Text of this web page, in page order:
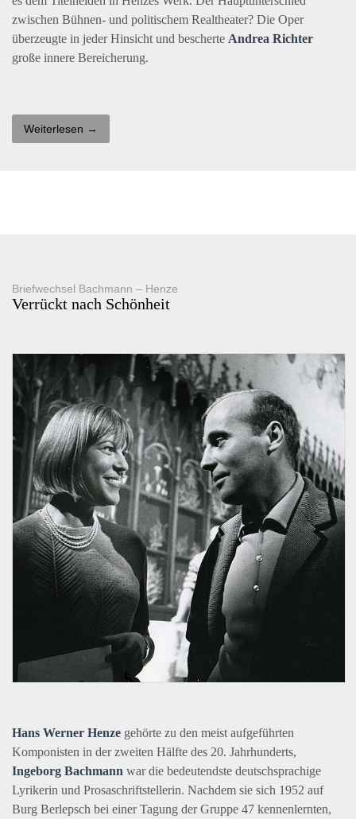
zwischen Bühnen- und politischem Realtheater? Die Oper
überzeugte in jeder Hinsicht und bescherte Andrea Richter
große innere Bereicherung.
Weiterlesen →
Briefwechsel Bachmann – Henze
Verrückt nach Schönheit
Hans Werner Henze gehörte zu den meist aufgeführten
Komponisten in der zweiten Hälfte des 20. Jahrhunderts,
Ingeborg Bachmann war die bedeutendste deutschsprachige
Lyrikerin und Prosaschriftstellerin. Nachdem sie sich 1952 auf
Burg Berlepsch bei einer Tagung der Gruppe 47 kennenlernten,